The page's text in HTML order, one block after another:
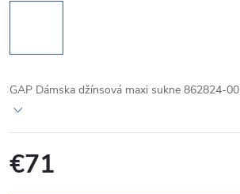
GAP Dámska džínsová maxi sukne 862824-00
€71